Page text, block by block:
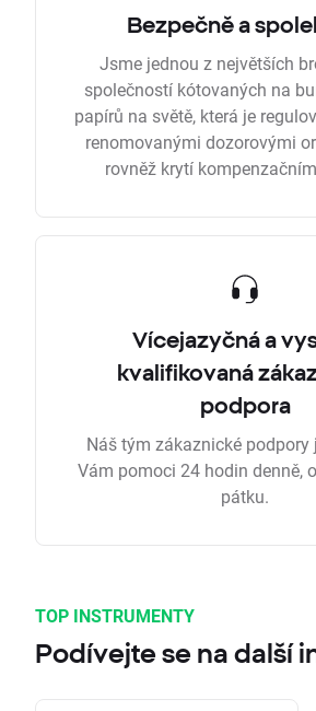
Bezpečně a
Jsme jednou z největších
společností kótovaných na
papírů na světě, která je
renomovanými dozorovými
rovněž krytí
Vícejazyčná a
kvalifikovaná
podpora
Náš tým zákaznické podpory
Vám pomoci 24 hodin denně,
pátku.
TOP INSTRUMENTY
Podívejte se na další